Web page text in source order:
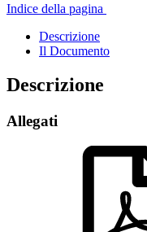
Indice della pagina
Descrizione
Il Documento
Descrizione
Allegati